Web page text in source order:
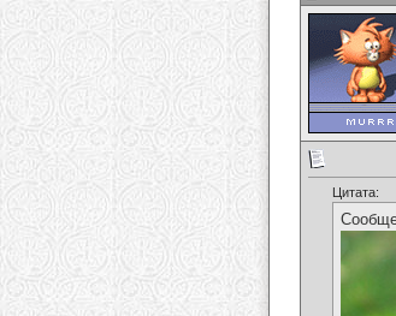
Цитата: